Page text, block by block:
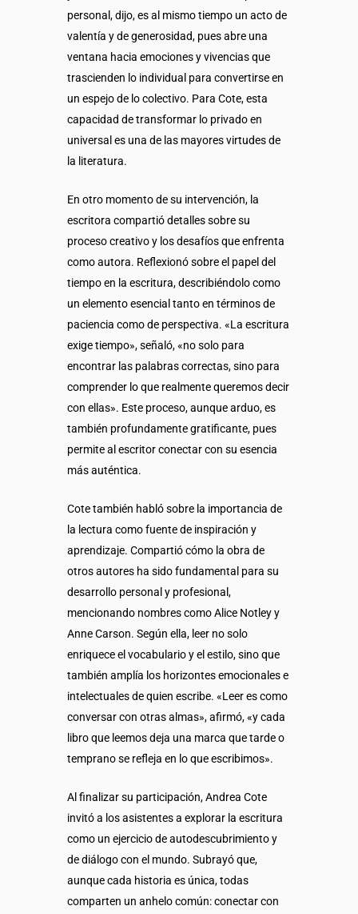
personal, dijo, es al mismo tiempo un acto de
valentía y de generosidad, pues abre una
ventana hacia emociones y vivencias que
trascienden lo individual para convertirse en
un espejo de lo colectivo. Para Cote, esta
capacidad de transformar lo privado en
universal es una de las mayores virtudes de
la literatura.
En otro momento de su intervención, la
escritora compartió detalles sobre su
proceso creativo y los desafíos que enfrenta
como autora. Reflexionó sobre el papel del
tiempo en la escritura, describiéndolo como
un elemento esencial tanto en términos de
paciencia como de perspectiva. «La escritura
exige tiempo», señaló, «no solo para
encontrar las palabras correctas, sino para
comprender lo que realmente queremos decir
con ellas». Este proceso, aunque arduo, es
también profundamente gratificante, pues
permite al escritor conectar con su esencia
más auténtica.
Cote también habló sobre la importancia de
la lectura como fuente de inspiración y
aprendizaje. Compartió cómo la obra de
otros autores ha sido fundamental para su
desarrollo personal y profesional,
mencionando nombres como Alice Notley y
Anne Carson. Según ella, leer no solo
enriquece el vocabulario y el estilo, sino que
también amplía los horizontes emocionales e
intelectuales de quien escribe. «Leer es como
conversar con otras almas», afirmó, «y cada
libro que leemos deja una marca que tarde o
temprano se refleja en lo que escribimos».
Al finalizar su participación, Andrea Cote
invitó a los asistentes a explorar la escritura
como un ejercicio de autodescubrimiento y
de diálogo con el mundo. Subrayó que,
aunque cada historia es única, todas
comparten un anhelo común: conectar con